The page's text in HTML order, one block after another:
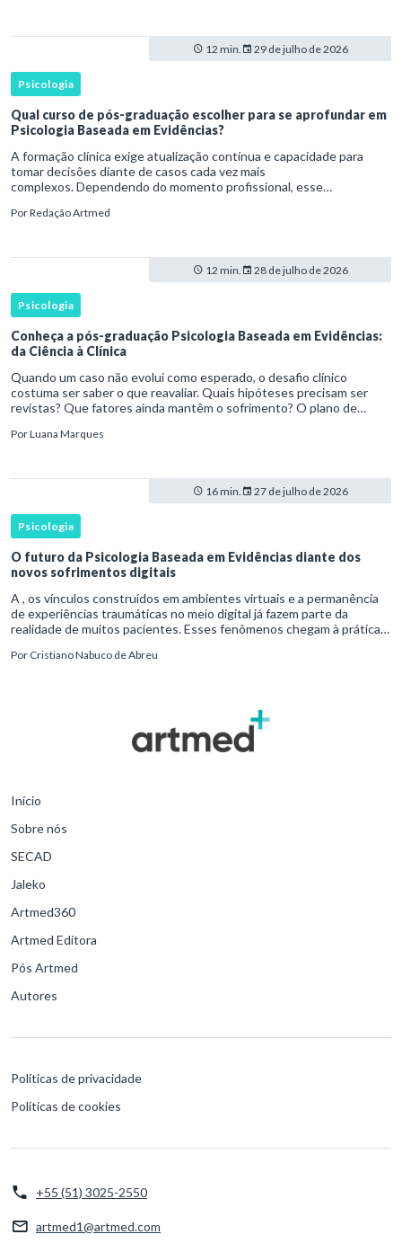
12 min. 29 de julho de 2026
Psicologia
Qual curso de pós-graduação escolher para se aprofundar em
Psicologia Baseada em Evidências?
A formação clínica exige atualização contínua e capacidade para
tomar decisões diante de casos cada vez mais
complexos. Dependendo do momento profissional, esse
aprofundamento em ou a especializaçã
PorRedação Artmed
12 min. 28 de julho de 2026
Psicologia
Conheça a pós-graduação Psicologia Baseada em Evidências:
da Ciência à Clínica
Quando um caso não evolui como esperado, o desafio clínico
costuma ser saber o que reavaliar. Quais hipóteses precisam ser
revistas? Que fatores ainda mantêm o sofrimento? O plano de
necessidades d
PorLuana Marques
16 min. 27 de julho de 2026
Psicologia
O futuro da Psicologia Baseada em Evidências diante dos
novos sofrimentos digitais
A , os vínculos construídos em ambientes virtuais e a permanência
de experiências traumáticas no meio digital já fazem parte da
realidade de muitos pacientes. Esses fenômenos chegam à prática
Por Cristiano Nabuco de Abreu
Início
Sobre nós
SECAD
Jaleko
Artmed360
Artmed Editora
Pós Artmed
Autores
Políticas de privacidade
Políticas de cookies
+55 (51) 3025-2550
artmed1@artmed.com